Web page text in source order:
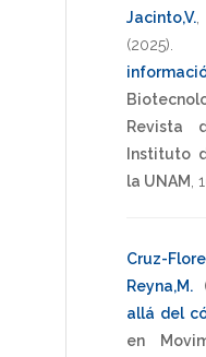
Jacinto,V.
(2025)
Revista
Instituto
la UNAM
Cruz-
Reyna,M.
allá del
en